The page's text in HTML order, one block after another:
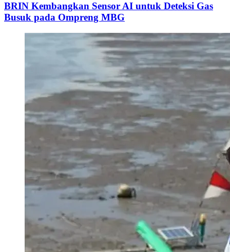
BRIN Kembangkan Sensor AI untuk Deteksi Gas
Busuk pada Ompreng MBG